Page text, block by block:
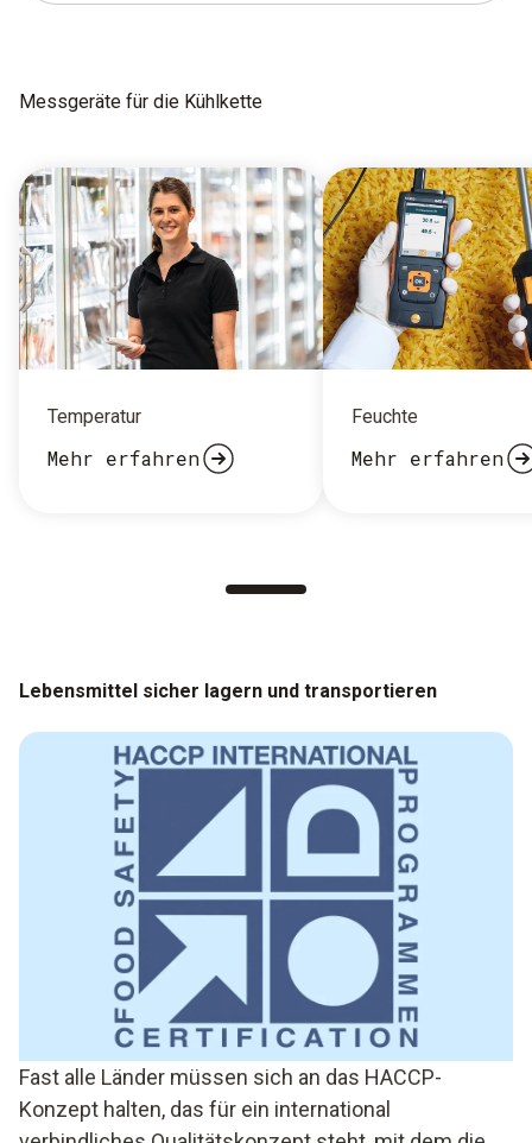
Messgeräte für die Kühlkette
Temperatur
Mehr erfahren
Feuchte
Mehr erfahren
Lebensmittel sicher lagern und transportieren
Fast alle Länder müssen sich an das HACCP-
Konzept halten, das für ein international